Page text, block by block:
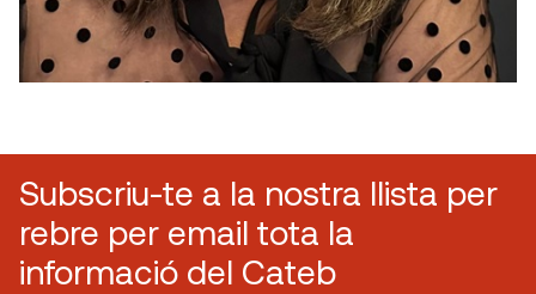
Subscriu-te a la nostra llista per
rebre per email tota la
informació del Cateb